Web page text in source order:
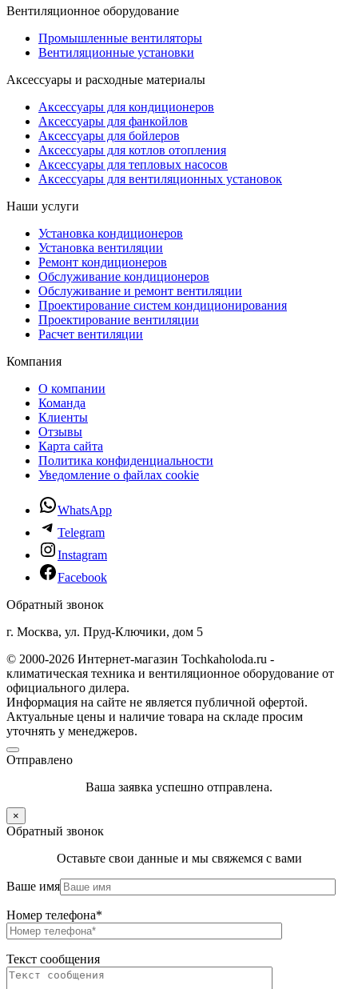
Вентиляционное оборудование
Промышленные вентиляторы
Вентиляционные установки
Аксессуары и расходные материалы
Аксессуары для кондиционеров
Аксессуары для фанкойлов
Аксессуары для бойлеров
Аксессуары для котлов отопления
Аксессуары для тепловых насосов
Аксессуары для вентиляционных установок
Наши услуги
Установка кондиционеров
Установка вентиляции
Ремонт кондиционеров
Обслуживание кондиционеров
Обслуживание и ремонт вентиляции
Проектирование систем кондиционирования
Проектирование вентиляции
Расчет вентиляции
Компания
О компании
Команда
Клиенты
Отзывы
Карта сайта
Политика конфиденциальности
Уведомление о файлах cookie
WhatsApp
Telegram
Instagram
Facebook
Обратный звонок
г. Москва, ул. Пруд-Ключики, дом 5
© 2000-2026 Интернет-магазин Tochkaholoda.ru -
климатическая техника и вентиляционное оборудование от
официального дилера.
Информация на сайте не является публичной офертой.
Актуальные цены и наличие товара на складе просим
уточнять у менеджеров.
Отправлено
Ваша заявка успешно отправлена.
×
Обратный звонок
Оставьте свои данные и мы свяжемся с вами
Ваше имя
Номер телефона*
Текст сообщения